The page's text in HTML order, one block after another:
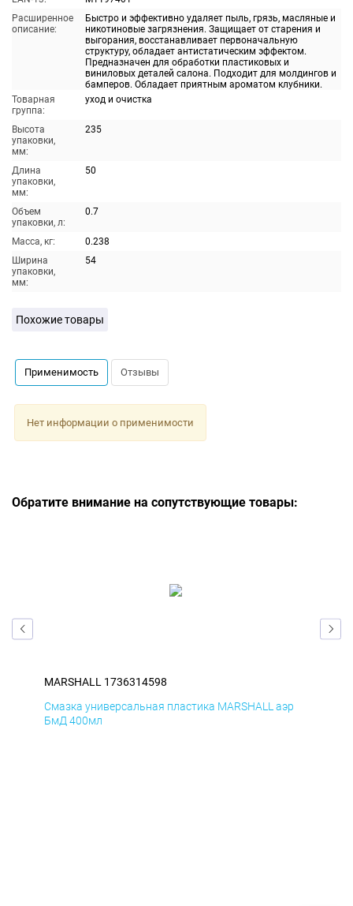
Расширенное
описание:
Быстро и эффективно удаляет пыль, грязь, масляные и
никотиновые загрязнения. Защищает от старения и
выгорания, восстанавливает первоначальную
структуру, обладает антистатическим эффектом.
Предназначен для обработки пластиковых и
виниловых деталей салона. Подходит для молдингов и
бамперов. Обладает приятным ароматом клубники.
Товарная
группа:
уход и очистка
Высота
упаковки,
мм:
235
Длина
упаковки,
мм:
50
Объем
упаковки, л:
0.7
Масса, кг:
0.238
Ширина
упаковки,
мм:
54
Похожие товары
Применимость Отзывы
Нет информации о применимости
Обратите внимание на сопутствующие товары:
MARSHALL 1736314598
Смазка универсальная пластика MARSHALL аэр
БмД 400мл